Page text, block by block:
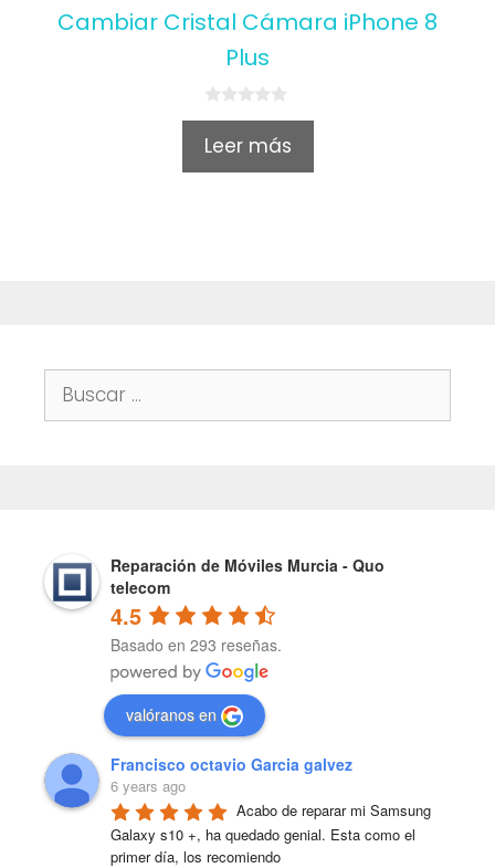
Cambiar Cristal Cámara iPhone 8
Plus
0
u
Leer más
Buscar:
Reparación de Móviles Murcia - Quo
telecom
4.5
Basado en 293 reseñas.
valóranos en
Francisco octavio Garcia galvez
6 years ago
Acabo de reparar mi Samsung
Galaxy s10 +, ha quedado genial. Esta como el
primer día, los recomiendo